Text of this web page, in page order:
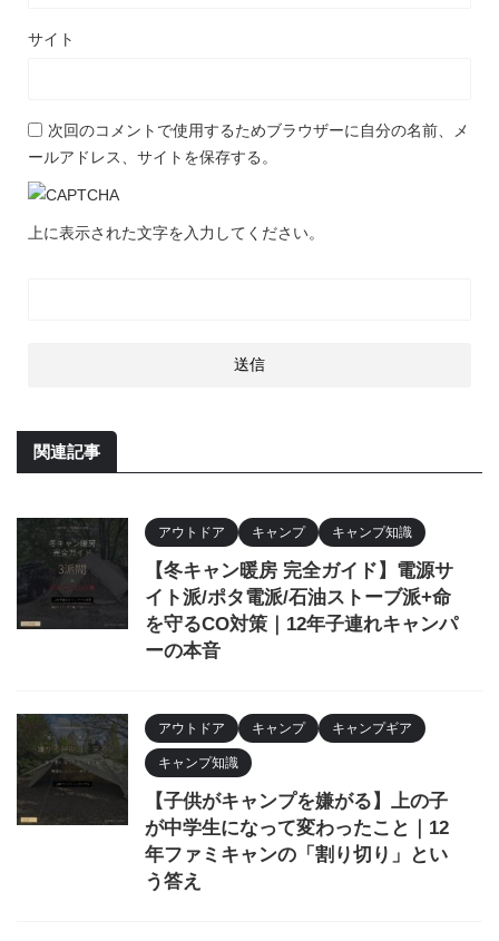
サイト
次回のコメントで使用するためブラウザーに自分の名前、メ
ールアドレス、サイトを保存する。
上に表示された文字を入力してください。
関連記事
アウトドア キャンプ キャンプ知識
【冬キャン暖房 完全ガイド】電源サ
イト派/ポタ電派/石油ストーブ派+命
を守るCO対策｜12年子連れキャンパ
ーの本音
アウトドア キャンプ キャンプギア
キャンプ知識
【子供がキャンプを嫌がる】上の子
が中学生になって変わったこと｜12
年ファミキャンの「割り切り」とい
う答え